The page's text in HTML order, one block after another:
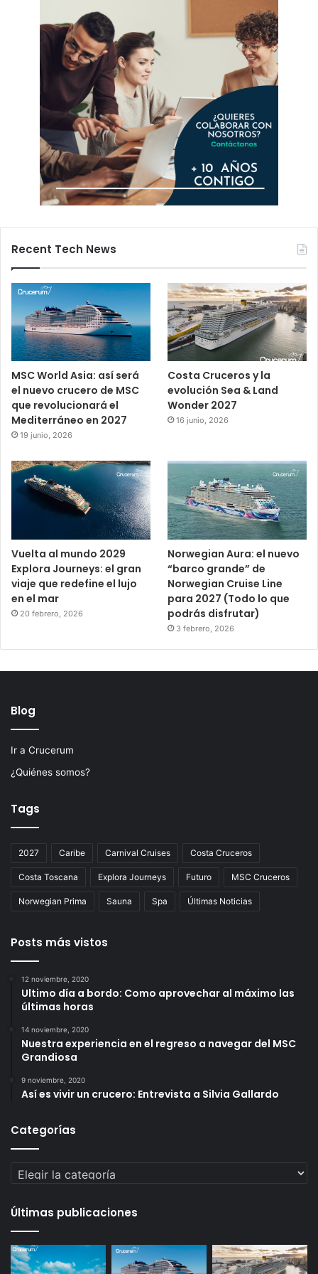
Recent Tech News
MSC World Asia: así será
el nuevo crucero de MSC
que revolucionará el
Mediterráneo en 2027
19 junio, 2026
Costa Cruceros y la
evolución Sea & Land
Wonder 2027
16 junio, 2026
Vuelta al mundo 2029
Explora Journeys: el gran
viaje que redefine el lujo
en el mar
20 febrero, 2026
Norwegian Aura: el nuevo
“barco grande” de
Norwegian Cruise Line
para 2027 (Todo lo que
podrás disfrutar)
3 febrero, 2026
Blog
Ir a Crucerum
¿Quiénes somos?
Tags
2027 Caribe Carnival Cruises Costa Cruceros
Costa Toscana Explora Journeys Futuro MSC Cruceros
Norwegian Prima Sauna Spa Últimas Noticias
Posts más vistos
12 noviembre, 2020
Ultimo día a bordo: Como aprovechar al máximo las
últimas horas
14 noviembre, 2020
Nuestra experiencia en el regreso a navegar del MSC
Grandiosa
9 noviembre, 2020
Así es vivir un crucero: Entrevista a Silvia Gallardo
Categorías
Categorías
Últimas publicaciones